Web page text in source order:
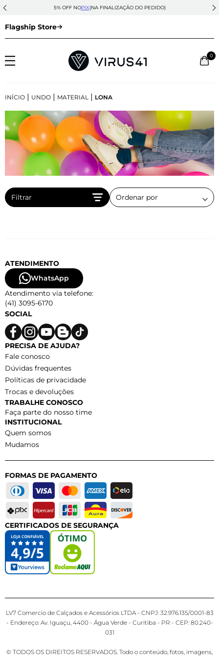
5% OFF NOPIX(NA FINALIZAÇÃO DO PEDIDO)
Flagship Store
0
INÍCIO | UNDO | MATERIAL | LONA
Filtrar
ATENDIMENTO
WhatsApp
Atendimento via telefone:
(41) 3095-6170
SOCIAL
PRECISA DE AJUDA?
Fale conosco
Dúvidas frequentes
Políticas de privacidade
Trocas e devoluções
TRABALHE CONOSCO
Faça parte do nosso time
INSTITUCIONAL
Quem somos
Mudamos
FORMAS DE PAGAMENTO
CERTIFICADOS DE SEGURANÇA
LV7 Comercio de Calçados e Acessórios LTDA - CNPJ: 32.976.135/0001-83
- Endereço: Av. Iguaçu, 4400 - Água Verde - Curitiba - PR - CEP: 80.240-
031
© TODOS OS DIREITOS RESERVADOS. Todo o conteúdo, fotos, imagens,